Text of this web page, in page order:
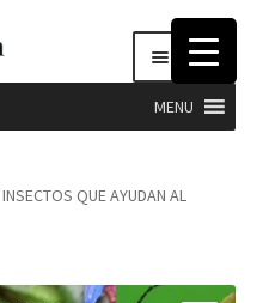
Menú
MENU
INSECTOS QUE AYUDAN AL